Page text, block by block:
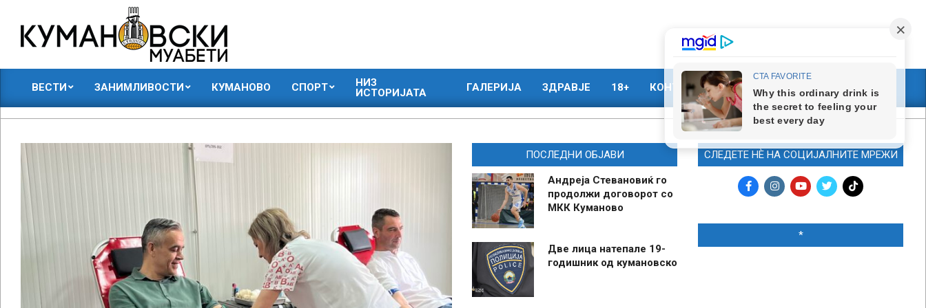
content
КУМАНОВСКИ
МУАБЕТИ
ВЕСТИ ЗАНИМЛИВОСТИ КУМАНОВО СПОРТ
НИЗ
ИСТОРИЈАТА
ГАЛЕРИЈА ЗДРАВЈЕ 18+ КОНТАКТ МАРКЕТИНГ
ПОСЛЕДНИ ОБЈАВИ
Андреја Стевановиќ го
продолжи договорот со
МКК Куманово
Две лица натепале 19-
годишник од кумановско
СЛЕДЕТЕ НЀ НА СОЦИЈАЛНИТЕ МРЕЖИ
*